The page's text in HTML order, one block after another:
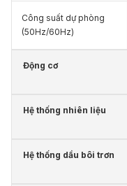
Công suất dự phòng
(50Hz/60Hz)
Động cơ
Hệ thống nhiên liệu
Hệ thống dầu bôi trơn